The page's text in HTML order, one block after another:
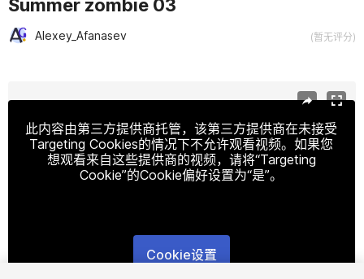
Summer zombie 03
Alexey_Afanasev (暂无评分)
此内容由第三方提供商托管，该第三方提供商在未接受
Targeting Cookies的情况下不允许观看视频。如果您
想观看来自这些提供商的视频，请将“Targeting
Cookie”的Cookie偏好设置为“是”。
Cookie设置